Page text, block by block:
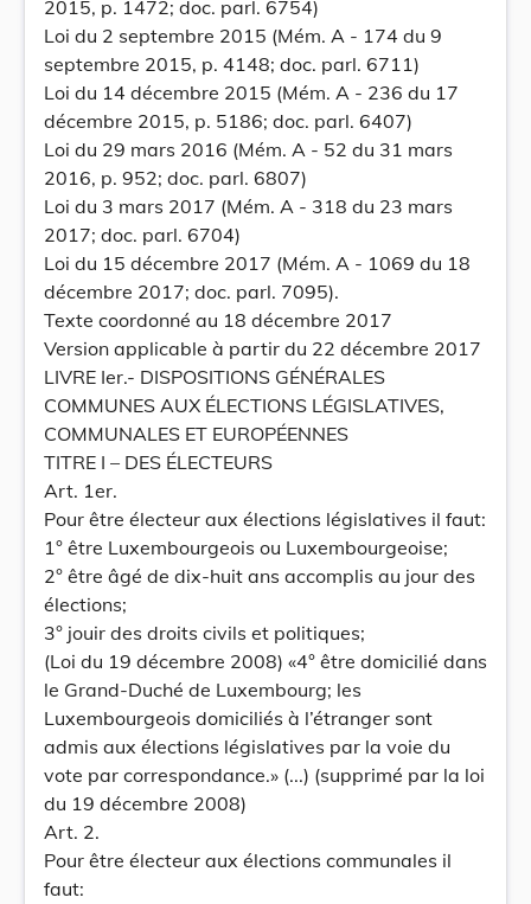
2015, p. 1472; doc. parl. 6754)
Loi du 2 septembre 2015 (Mém. A - 174 du 9
septembre 2015, p. 4148; doc. parl. 6711)
Loi du 14 décembre 2015 (Mém. A - 236 du 17
décembre 2015, p. 5186; doc. parl. 6407)
Loi du 29 mars 2016 (Mém. A - 52 du 31 mars
2016, p. 952; doc. parl. 6807)
Loi du 3 mars 2017 (Mém. A - 318 du 23 mars
2017; doc. parl. 6704)
Loi du 15 décembre 2017 (Mém. A - 1069 du 18
décembre 2017; doc. parl. 7095).
Texte coordonné au 18 décembre 2017
Version applicable à partir du 22 décembre 2017
LIVRE Ier.- DISPOSITIONS GÉNÉRALES
COMMUNES AUX ÉLECTIONS LÉGISLATIVES,
COMMUNALES ET EUROPÉENNES
TITRE I – DES ÉLECTEURS
Art. 1er.
Pour être électeur aux élections législatives il faut:
1° être Luxembourgeois ou Luxembourgeoise;
2° être âgé de dix-huit ans accomplis au jour des
élections;
3° jouir des droits civils et politiques;
(Loi du 19 décembre 2008) «4° être domicilié dans
le Grand-Duché de Luxembourg; les
Luxembourgeois domiciliés à l’étranger sont
admis aux élections législatives par la voie du
vote par correspondance.» (...) (supprimé par la loi
du 19 décembre 2008)
Art. 2.
Pour être électeur aux élections communales il
faut: